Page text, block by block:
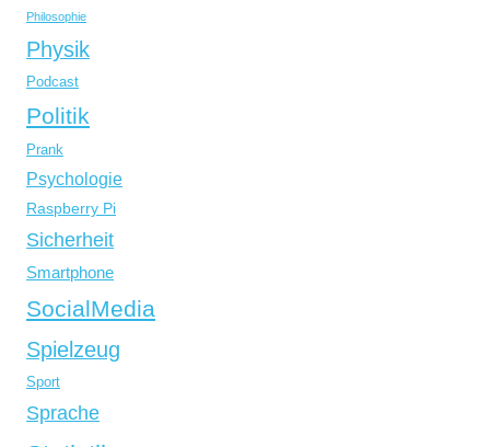
Philosophie
Physik
Podcast
Politik
Prank
Psychologie
Raspberry Pi
Sicherheit
Smartphone
SocialMedia
Spielzeug
Sport
Sprache